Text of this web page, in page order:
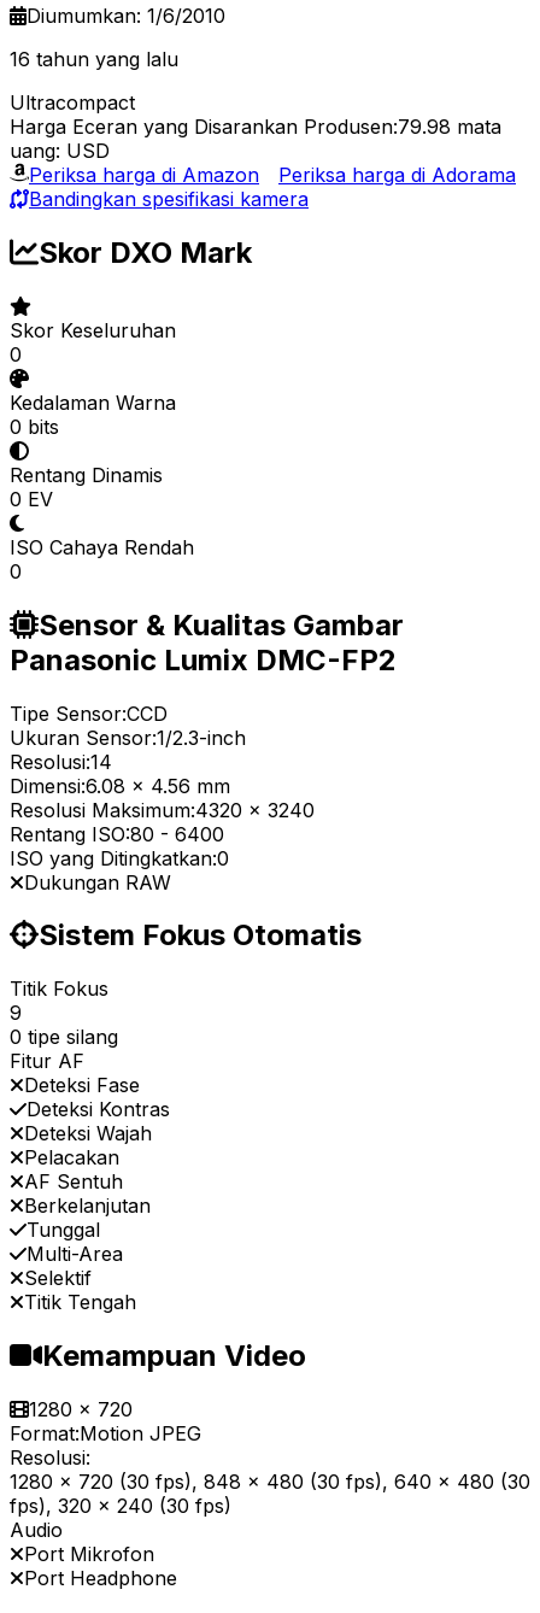
Diumumkan: 1/6/2010
16 tahun yang lalu
Ultracompact
Harga Eceran yang Disarankan Produsen:79.98 mata
uang: USD
Periksa harga di Amazon
Periksa harga di Adorama
Bandingkan spesifikasi kamera
Skor DXO Mark
Skor Keseluruhan
0
Kedalaman Warna
0 bits
Rentang Dinamis
0 EV
ISO Cahaya Rendah
0
Sensor & Kualitas Gambar
Panasonic Lumix DMC-FP2
Tipe Sensor:CCD
Ukuran Sensor:1/2.3-inch
Resolusi:14
Dimensi:6.08 x 4.56 mm
Resolusi Maksimum:4320 x 3240
Rentang ISO:80 - 6400
ISO yang Ditingkatkan:0
Dukungan RAW
Sistem Fokus Otomatis
Titik Fokus
9
0 tipe silang
Fitur AF
Deteksi Fase
Deteksi Kontras
Deteksi Wajah
Pelacakan
AF Sentuh
Berkelanjutan
Tunggal
Multi-Area
Selektif
Titik Tengah
Kemampuan Video
1280 x 720
Format:Motion JPEG
Resolusi:
1280 x 720 (30 fps), 848 x 480 (30 fps), 640 x 480 (30
fps), 320 x 240 (30 fps)
Audio
Port Mikrofon
Port Headphone